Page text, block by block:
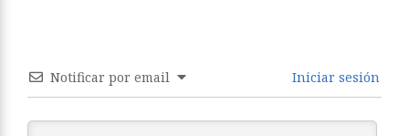
Notificar por email Iniciar sesión